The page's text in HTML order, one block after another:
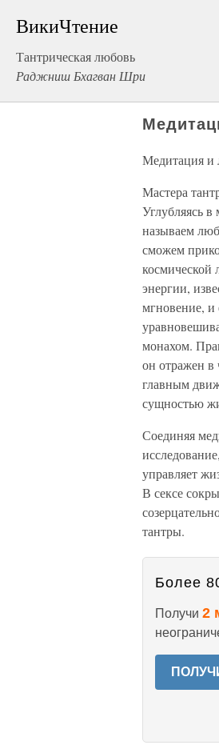
ВикиЧтение
Тантрическая любовь
Раджниш Бхагван Шри
Медитация и
Мастера
Углубляясь
называем
сможем
космической
энергии,
мгновение, и
монахом.
он отражен в
главным
сущностью
Соединяя
управляет
В сексе
тантры.
Более
Получи 2